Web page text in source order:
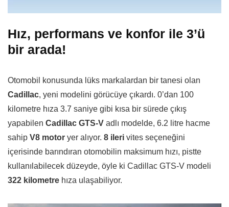
Hız, performans ve konfor ile 3’ü
bir arada!
Otomobil konusunda lüks markalardan bir tanesi olan
Cadillac, yeni modelini görücüye çıkardı. 0’dan 100
kilometre hıza 3.7 saniye gibi kısa bir sürede çıkış
yapabilen Cadillac GTS-V adlı modelde, 6.2 litre hacme
sahip V8 motor yer alıyor. 8 ileri vites seçeneğini
içerisinde barındıran otomobilin maksimum hızı, pistte
kullanılabilecek düzeyde, öyle ki Cadillac GTS-V modeli
322 kilometre hıza ulaşabiliyor.